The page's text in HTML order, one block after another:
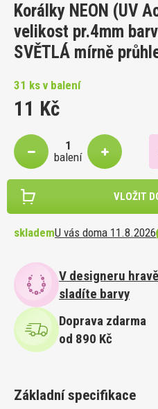
Korálky NEON (UV
velikost pr.4mm
SVĚTLÁ mírně
31 ks v balení
11 Kč
balení
VLOŽIT
sklademU vás doma 11.8.2026
V designeru hravě
sladíte barvy
Doprava zdarma
od 890 Kč
Základní specifikace